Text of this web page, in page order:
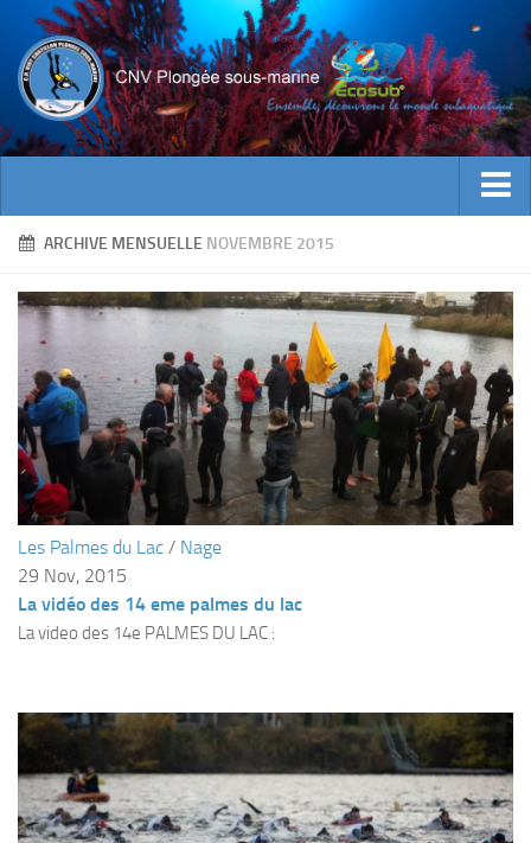
ACTUALITES
INFOS CNV
Bienvenue
Contacts
Documents utiles
Encadrement
Historique
ECOLE DE PLONGEE
Plongeur N1
Plongeur N2
Plongeur N3
ARCHIVE MENSUELLE NOVEMBRE 2015
Les Palmes du Lac / Nage
29 Nov, 2015
La vidéo des 14 eme palmes du lac
La video des 14e PALMES DU LAC :